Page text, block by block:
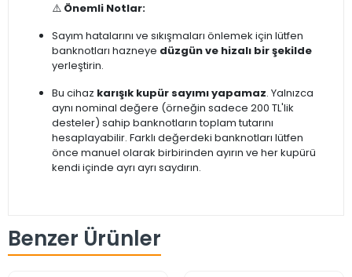
⚠️ Önemli Notlar:
Sayım hatalarını ve sıkışmaları önlemek için lütfen
banknotları hazneye düzgün ve hizalı bir şekilde
yerleştirin.
Bu cihaz karışık kupür sayımı yapamaz. Yalnızca
aynı nominal değere (örneğin sadece 200 TL'lik
desteler) sahip banknotların toplam tutarını
hesaplayabilir. Farklı değerdeki banknotları lütfen
önce manuel olarak birbirinden ayırın ve her kupürü
kendi içinde ayrı ayrı saydırın.
Benzer Ürünler